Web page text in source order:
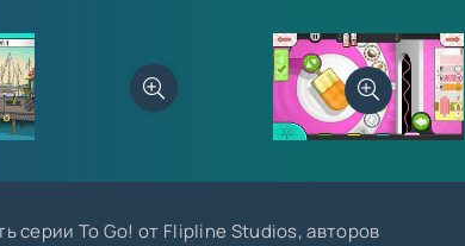
серии To Go! от Flipline Studios, авторов